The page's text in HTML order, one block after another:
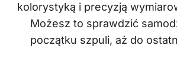
kolorystyką i precyzją
Możesz to sprawdzić
początku szpuli, aż do